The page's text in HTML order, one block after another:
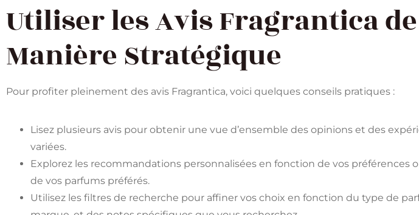
Utiliser les Avis Fragrantica de
Manière Stratégique
Pour profiter pleinement des avis Fragrantica, voici quelques conseils pratiques :
Lisez plusieurs avis pour obtenir une vue d’ensemble des opinions et des
variées.
Explorez les recommandations personnalisées en fonction de vos préférences
de vos parfums préférés.
Utilisez les filtres de recherche pour affiner vos choix en fonction du type de